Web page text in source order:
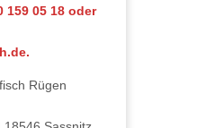
159 05 18 oder
Rügen